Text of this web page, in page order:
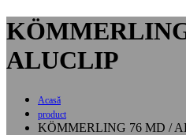
ALUCLIP
Acasă
product
KÖMMERLING 76 MD /